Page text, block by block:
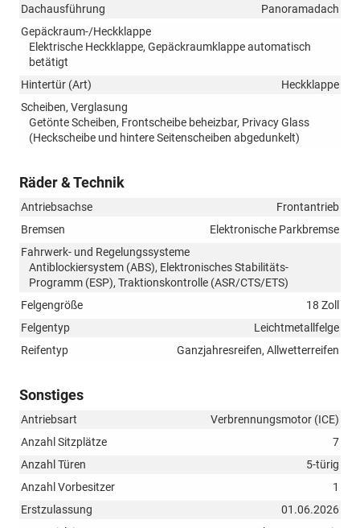
Dachausführung
Panoramadach
Gepäckraum-/Heckklappe
Elektrische Heckklappe, Gepäckraumklappe automatisch
betätigt
Hintertür (Art)
Heckklappe
Scheiben, Verglasung
Getönte Scheiben, Frontscheibe beheizbar, Privacy Glass
(Heckscheibe und hintere Seitenscheiben abgedunkelt)
Räder & Technik
Antriebsachse
Frontantrieb
Bremsen
Elektronische Parkbremse
Fahrwerk- und Regelungssysteme
Antiblockiersystem (ABS), Elektronisches Stabilitäts-
Programm (ESP), Traktionskontrolle (ASR/CTS/ETS)
Felgengröße
18 Zoll
Felgentyp
Leichtmetallfelge
Reifentyp
Ganzjahresreifen, Allwetterreifen
Sonstiges
Antriebsart
Verbrennungsmotor (ICE)
Anzahl Sitzplätze
7
Anzahl Türen
5-türig
Anzahl Vorbesitzer
1
Erstzulassung
01.06.2026